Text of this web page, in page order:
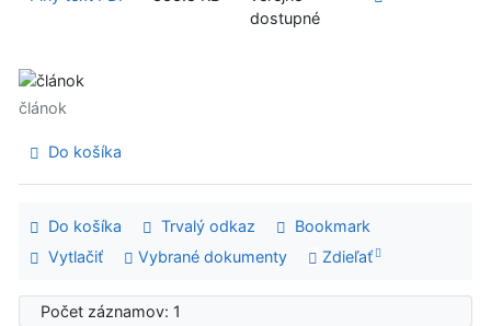
dostupné
článok
Do košíka
Do košíka Trvalý odkaz
Bookmark
Vytlačiť
Vybrané dokumenty Zdieľať
Počet záznamov: 1